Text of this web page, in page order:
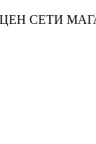
СЕТИ